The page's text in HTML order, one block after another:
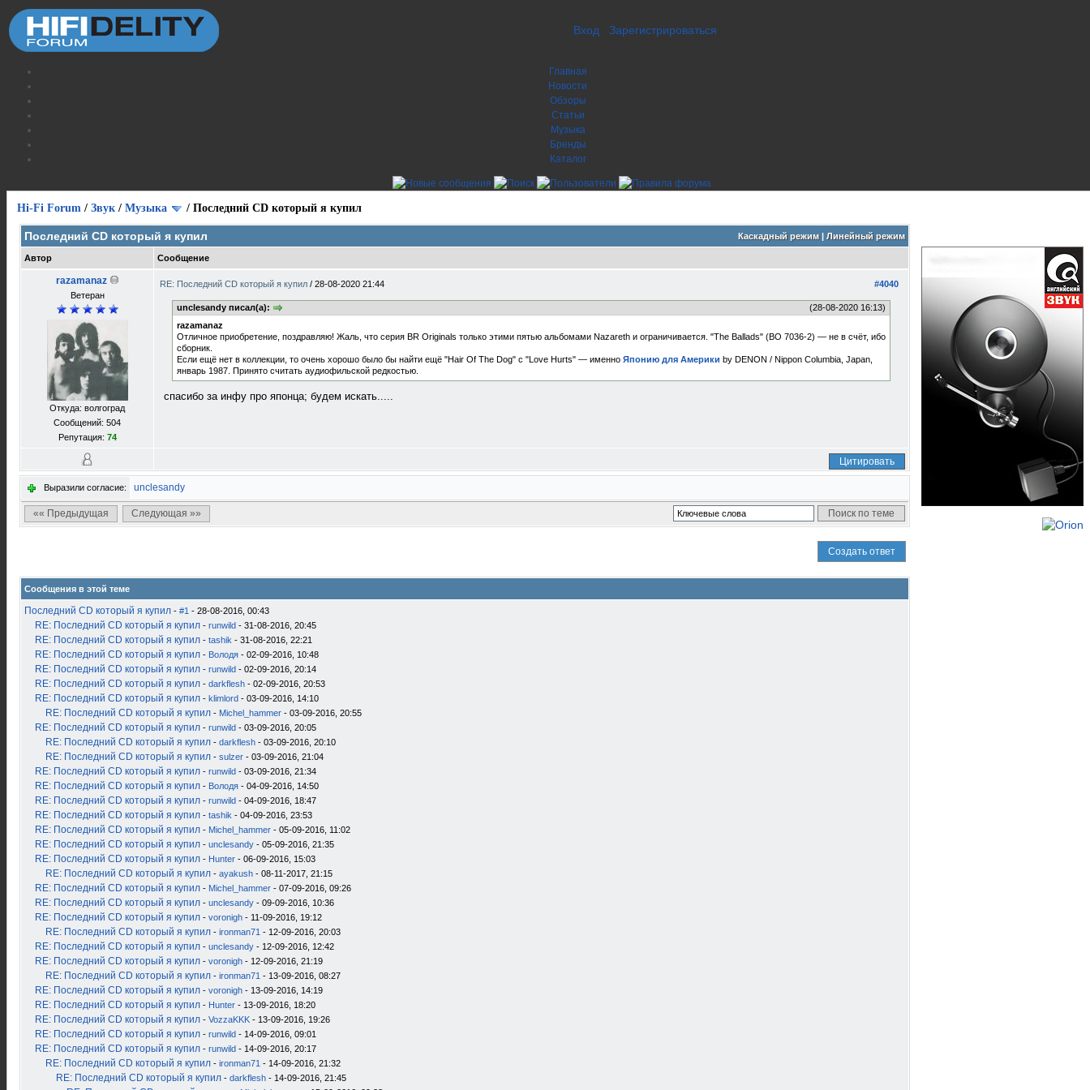
Вход Зарегистрироваться
Главная
Новости
Обзоры
Статьи
Музыка
Бренды
Каталог
Hi-Fi Forum / Звук / Музыка / Последний CD который я купил
Каскадный режим| Линейный режим
Последний CD который я купил
Автор Сообщение
razamanaz
Ветеран
Откуда: волгоград
Сообщений: 504
Репутация: 74
#4040
RE: Последний CD который я купил / 28-08-2020 21:44
(28-08-2020 16:13)
unclesandy писал(а):
razamanaz
Отличное приобретение, поздравляю! Жаль, что серия BR Originals только этими пятью альбомами Nazareth и ограничивается. "The Ballads" (BO 7036-2) — не в счёт, ибо
сборник.
Если ещё нет в коллекции, то очень хорошо было бы найти ещё "Hair Of The Dog" с "Love Hurts" — именно Японию для Америки by DENON / Nippon Columbia, Japan,
январь 1987. Принято считать аудиофильской редкостью.
спасибо за инфу про японца; будем искать.....
Цитировать
Выразили согласие: unclesandy
«« Предыдущая Следующая »»
Создать ответ
Сообщения в этой теме
Последний CD который я купил - #1 - 28-08-2016, 00:43
RE: Последний CD который я купил - runwild - 31-08-2016, 20:45
RE: Последний CD который я купил - tashik - 31-08-2016, 22:21
RE: Последний CD который я купил - Володя - 02-09-2016, 10:48
RE: Последний CD который я купил - runwild - 02-09-2016, 20:14
RE: Последний CD который я купил - darkflesh - 02-09-2016, 20:53
RE: Последний CD который я купил - klimlord - 03-09-2016, 14:10
RE: Последний CD который я купил - Michel_hammer - 03-09-2016, 20:55
RE: Последний CD который я купил - runwild - 03-09-2016, 20:05
RE: Последний CD который я купил - darkflesh - 03-09-2016, 20:10
RE: Последний CD который я купил - sulzer - 03-09-2016, 21:04
RE: Последний CD который я купил - runwild - 03-09-2016, 21:34
RE: Последний CD который я купил - Володя - 04-09-2016, 14:50
RE: Последний CD который я купил - runwild - 04-09-2016, 18:47
RE: Последний CD который я купил - tashik - 04-09-2016, 23:53
RE: Последний CD который я купил - Michel_hammer - 05-09-2016, 11:02
RE: Последний CD который я купил - unclesandy - 05-09-2016, 21:35
RE: Последний CD который я купил - Hunter - 06-09-2016, 15:03
RE: Последний CD который я купил - ayakush - 08-11-2017, 21:15
RE: Последний CD который я купил - Michel_hammer - 07-09-2016, 09:26
RE: Последний CD который я купил - unclesandy - 09-09-2016, 10:36
RE: Последний CD который я купил - voronigh - 11-09-2016, 19:12
RE: Последний CD который я купил - ironman71 - 12-09-2016, 20:03
RE: Последний CD который я купил - unclesandy - 12-09-2016, 12:42
RE: Последний CD который я купил - voronigh - 12-09-2016, 21:19
RE: Последний CD который я купил - ironman71 - 13-09-2016, 08:27
RE: Последний CD который я купил - voronigh - 13-09-2016, 14:19
RE: Последний CD который я купил - Hunter - 13-09-2016, 18:20
RE: Последний CD который я купил - VozzaKKK - 13-09-2016, 19:26
RE: Последний CD который я купил - runwild - 14-09-2016, 09:01
RE: Последний CD который я купил - runwild - 14-09-2016, 20:17
RE: Последний CD который я купил - ironman71 - 14-09-2016, 21:32
RE: Последний CD который я купил - darkflesh - 14-09-2016, 21:45